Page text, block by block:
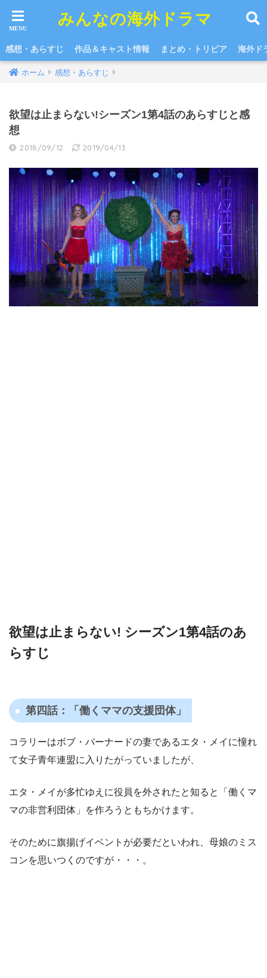
みんなの海外ドラマ
感想・あらすじ 作品＆キャスト情報 まとめ・トリビア 海外ド
ホーム 感想・あらすじ
欲望は止まらない!シーズン1第4話のあらすじと感
想
2018/09/12 2019/04/13
欲望は止まらない! シーズン1第4話のあ
らすじ
第四話：「働くママの支援団体」
コラリーはボブ・バーナードの妻であるエタ・メイに憧れ
て女子青年連盟に入りたがっていましたが、
エタ・メイが多忙ゆえに役員を外されたと知ると「働くマ
マの非営利団体」を作ろうともちかけます。
そのために旗揚げイベントが必要だといわれ、母娘のミス
コンを思いつくのですが・・・。